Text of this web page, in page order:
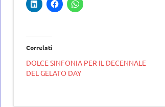
Correlati
DOLCE SINFONIA PER IL DECENNALE
DEL GELATO DAY